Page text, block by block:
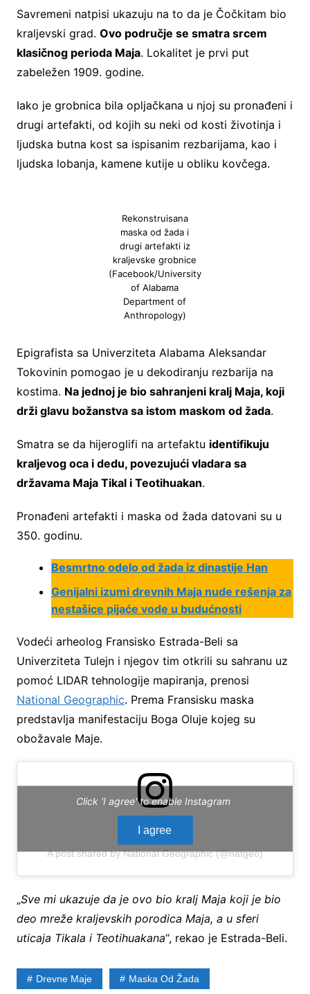
Savremeni natpisi ukazuju na to da je Čočkitam bio
kraljevski grad. Ovo područje se smatra srcem
klasičnog perioda Maja. Lokalitet je prvi put
zabeležen 1909. godine.
Iako je grobnica bila opljačkana u njoj su pronađeni i
drugi artefakti, od kojih su neki od kosti životinja i
ljudska butna kost sa ispisanim rezbarijama, kao i
ljudska lobanja, kamene kutije u obliku kovčega.
Rekonstruisana
maska od žada i
drugi artefakti iz
kraljevske grobnice
(Facebook/University
of Alabama
Department of
Anthropology)
Epigrafista sa Univerziteta Alabama Aleksandar
Tokovinin pomogao je u dekodiranju rezbarija na
kostima. Na jednoj je bio sahranjeni kralj Maja, koji
drži glavu božanstva sa istom maskom od žada.
Smatra se da hijeroglifi na artefaktu identifikuju
kraljevog oca i dedu, povezujući vladara sa
državama Maja Tikal i Teotihuakan.
Pronađeni artefakti i maska od žada datovani su u
350. godinu.
Besmrtno odelo od žada iz dinastije Han
Genijalni izumi drevnih Maja nude rešenja za
nestašice pijaće vode u budućnosti
Vodeći arheolog Fransisko Estrada-Beli sa
Univerziteta Tulejn i njegov tim otkrili su sahranu uz
pomoć LIDAR tehnologije mapiranja, prenosi
National Geographic. Prema Fransisku maska
predstavlja manifestaciju Boga Oluje kojeg su
obožavale Maje.
A post shared by National Geographic (@natgeo)
Click 'I agree' to enable Instagram
I agree
„Sve mi ukazuje da je ovo bio kralj Maja koji je bio
deo mreže kraljevskih porodica Maja, a u sferi
uticaja Tikala i Teotihuakana“, rekao je Estrada-Beli.
Drevne Maje Maska Od Žada